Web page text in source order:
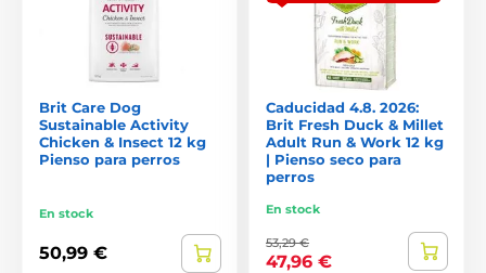
Brit Care Dog
Sustainable Activity
Chicken & Insect 12 kg
Pienso para perros
En stock
50,99 €
Caducidad 4.8. 2026:
Brit Fresh Duck & Millet
Adult Run & Work 12 kg
| Pienso seco para
perros
En stock
53,29 €
47,96 €